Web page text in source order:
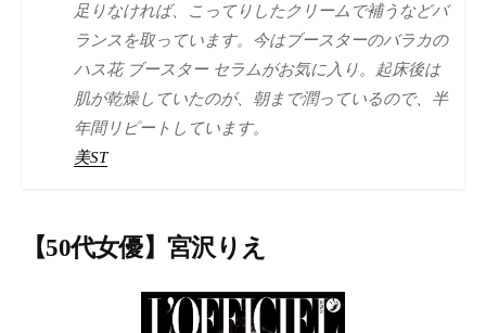
足りなければ、こってりしたクリームで補うなどバ
ランスを取っています。今はブースターのバラカの
ハス花 ブースター セラムがお気に入り。起床後は
肌が乾燥していたのが、朝まで潤っているので、半
年間リピートしています。
美ST
【50代女優】宮沢りえ